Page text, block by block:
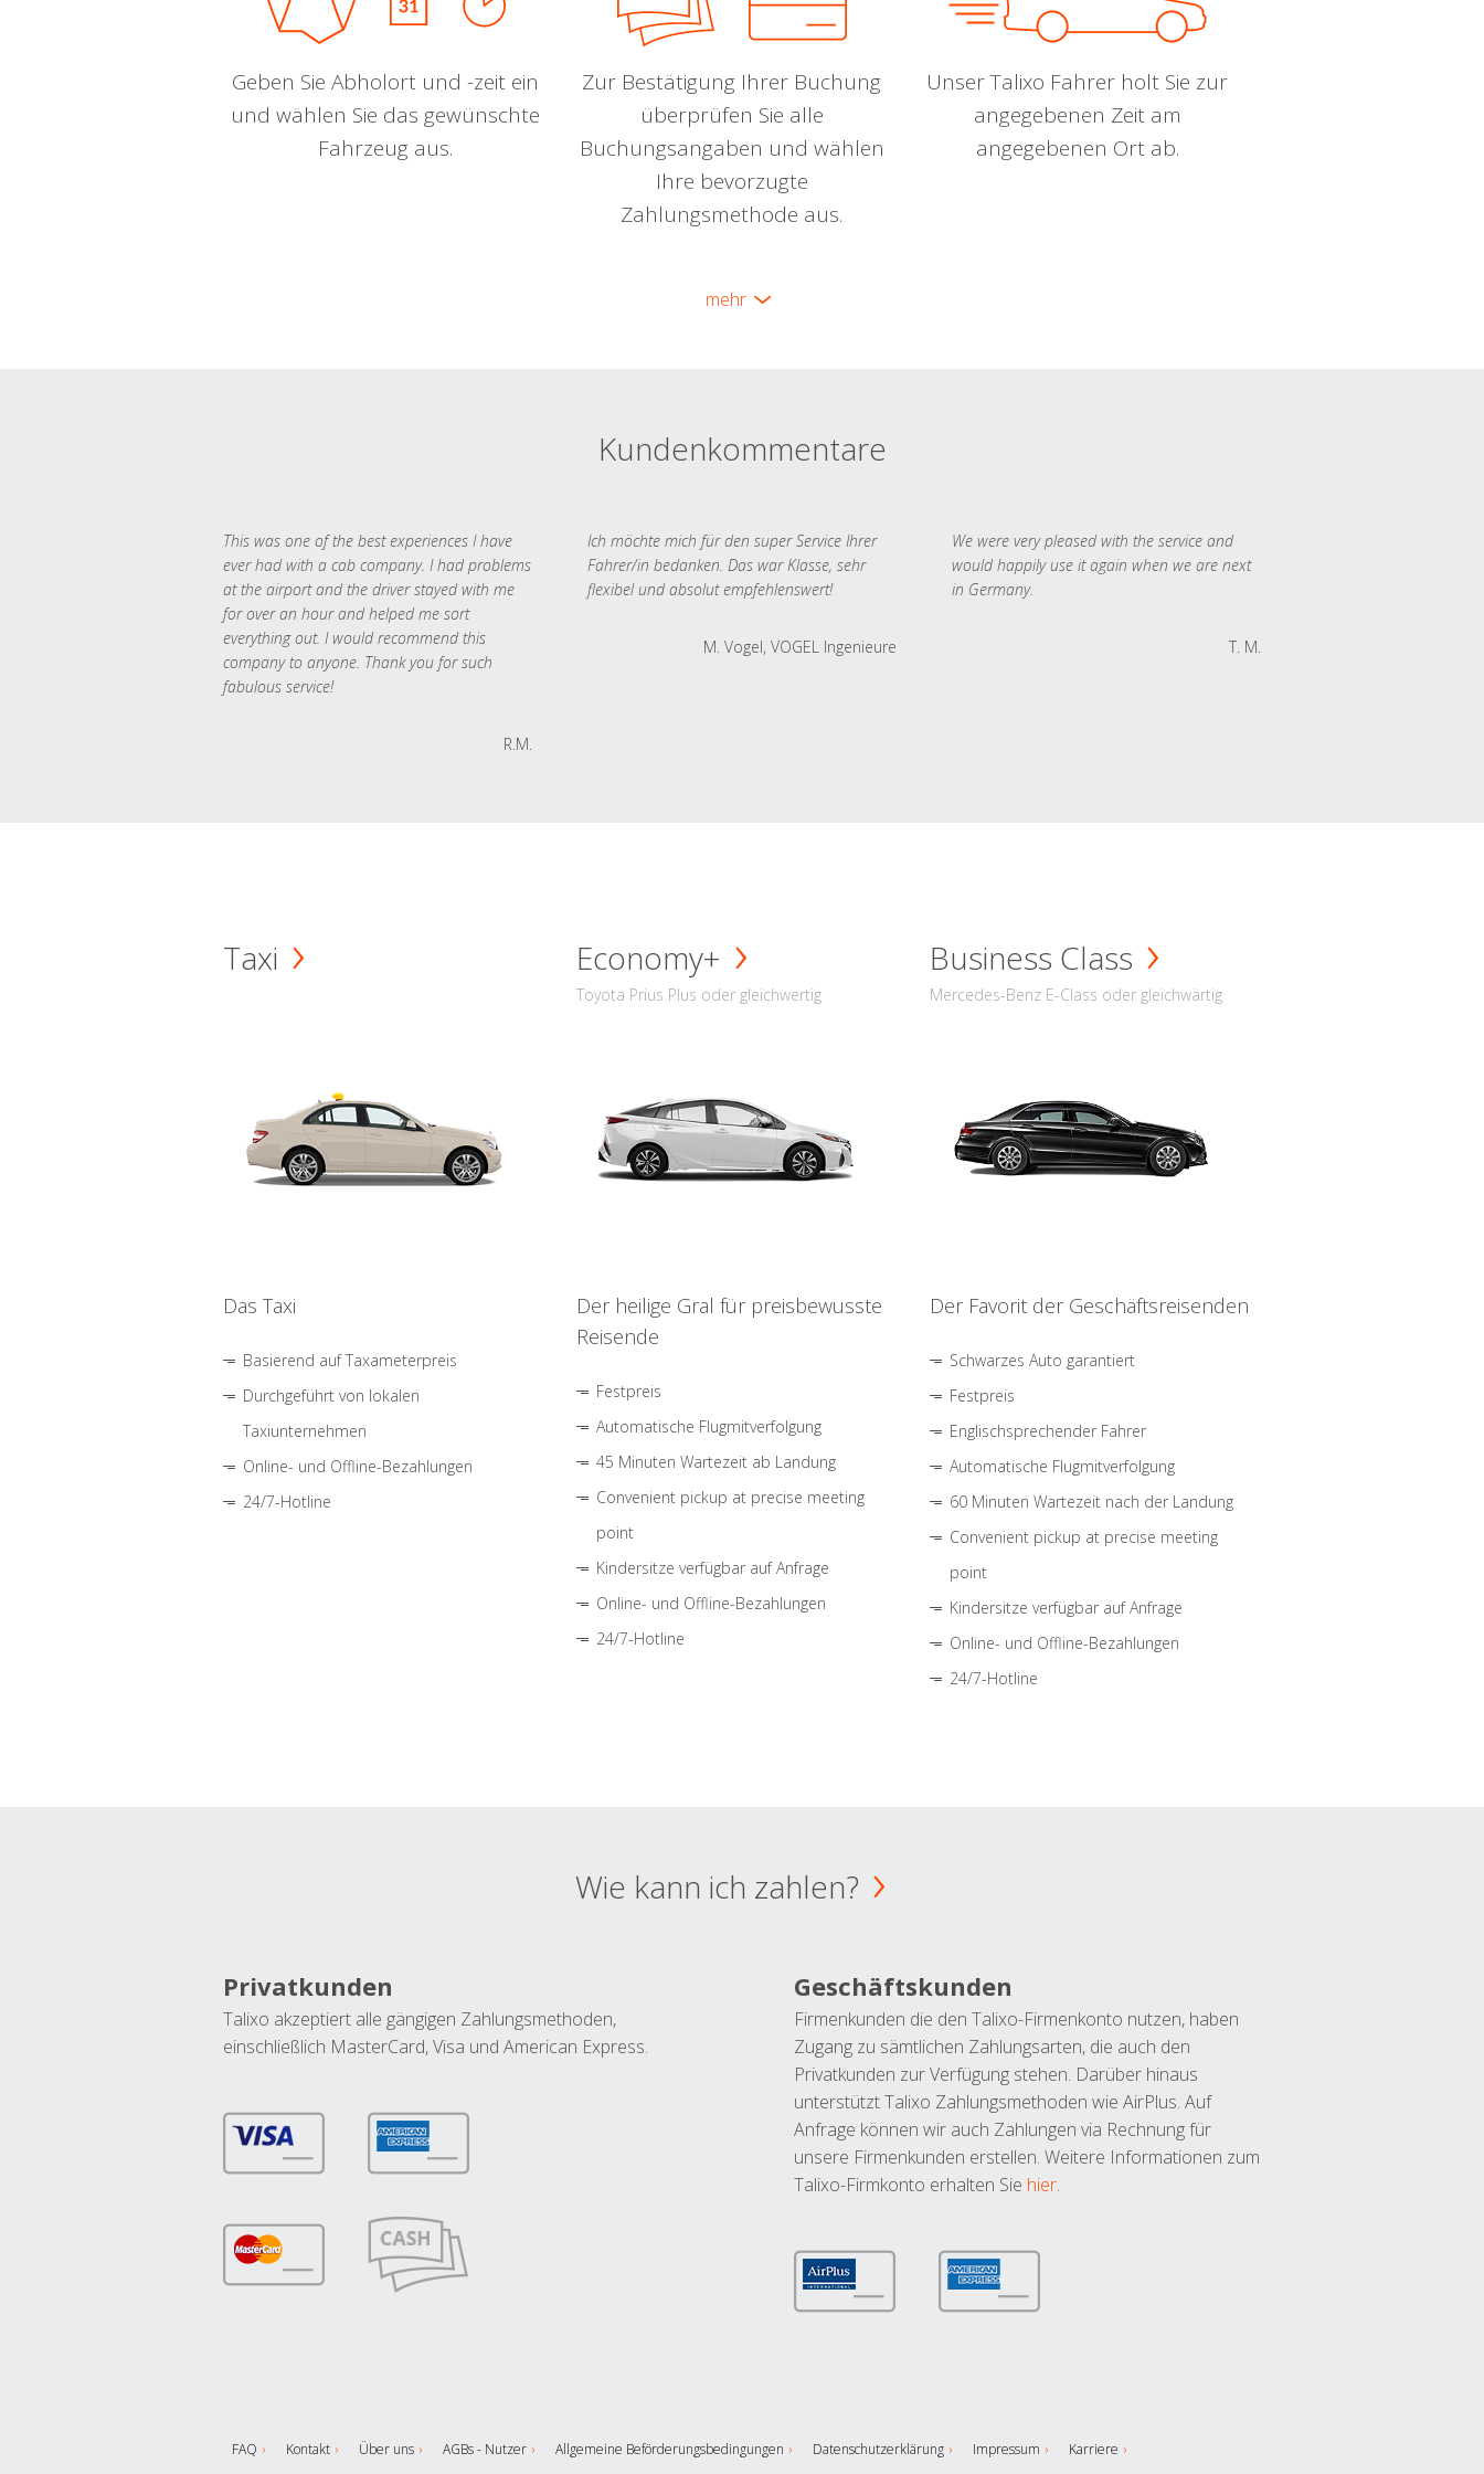
Geben Sie Abholort und -zeit ein
und wählen Sie das gewünschte
Fahrzeug aus.
Zur Bestätigung Ihrer Buchung
überprüfen Sie alle
Buchungsangaben und wählen
Ihre bevorzugte
Zahlungsmethode aus.
Unser Talixo Fahrer holt Sie zur
angegebenen Zeit am
angegebenen Ort ab.
mehr
Kundenkommentare
This was one of the best experiences I have
ever had with a cab company. I had problems
at the airport and the driver stayed with me
for over an hour and helped me sort
everything out. I would recommend this
company to anyone. Thank you for such
fabulous service!
R.M.
Ich möchte mich für den super Service Ihrer
Fahrer/in bedanken. Das war Klasse, sehr
flexibel und absolut empfehlenswert!
M. Vogel, VOGEL Ingenieure
We were very pleased with the service and
would happily use it again when we are next
in Germany.
T. M.
Taxi
Das Taxi
Basierend auf Taxameterpreis
Durchgeführt von lokalen
Taxiunternehmen
Online- und Offline-Bezahlungen
24/7-Hotline
Economy+
Toyota Prius Plus oder gleichwertig
Der heilige Gral für preisbewusste
Reisende
Festpreis
Automatische Flugmitverfolgung
45 Minuten Wartezeit ab Landung
Convenient pickup at precise meeting
point
Kindersitze verfügbar auf Anfrage
Online- und Offline-Bezahlungen
24/7-Hotline
Business Class
Mercedes-Benz E-Class oder gleichwärtig
Der Favorit der Geschäftsreisenden
Schwarzes Auto garantiert
Festpreis
Englischsprechender Fahrer
Automatische Flugmitverfolgung
60 Minuten Wartezeit nach der Landung
Convenient pickup at precise meeting
point
Kindersitze verfügbar auf Anfrage
Online- und Offline-Bezahlungen
24/7-Hotline
Wie kann ich zahlen?
Privatkunden
Talixo akzeptiert alle gängigen Zahlungsmethoden,
einschließlich MasterCard, Visa und American Express.
Geschäftskunden
Firmenkunden die den Talixo-Firmenkonto nutzen, haben
Zugang zu sämtlichen Zahlungsarten, die auch den
Privatkunden zur Verfügung stehen. Darüber hinaus
unterstützt Talixo Zahlungsmethoden wie AirPlus. Auf
Anfrage können wir auch Zahlungen via Rechnung für
unsere Firmenkunden erstellen. Weitere Informationen zum
Talixo-Firmkonto erhalten Sie hier.
FAQ Kontakt Über uns AGBs - Nutzer Allgemeine Beförderungsbedingungen Datenschutzerklärung Impressum Karriere